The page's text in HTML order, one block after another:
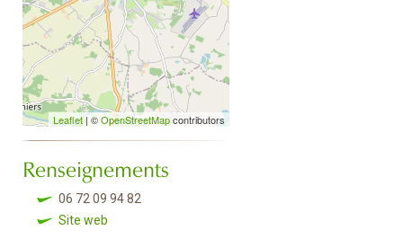
Leaflet | ©OpenStreetMapcontributors
Renseignements
06 72 09 94 82
Site web